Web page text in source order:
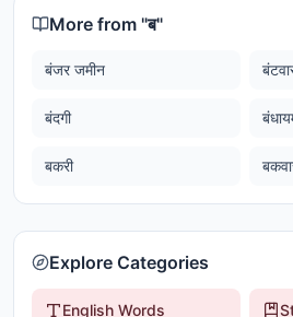
More from "ब"
बंजर जमीन
बंदगी
बकरी
Explore Categories
English Words